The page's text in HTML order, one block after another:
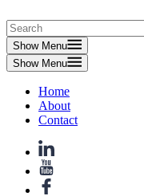
Show Menu
Show Menu
Home
About
Contact